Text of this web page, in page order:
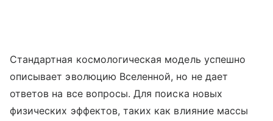
Стандартная космологическая модель успешно
описывает эволюцию Вселенной, но не дает
ответов на все вопросы. Для поиска новых
физических эффектов, таких как влияние массы